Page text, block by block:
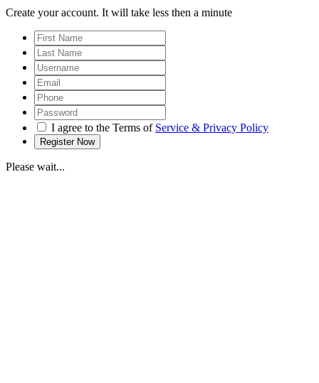
Create your account. It will take less then a minute
I agree to the Terms of Service & Privacy Policy
Please wait...